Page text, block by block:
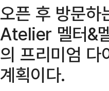
오픈 후 방문
Atelier 멜터&
의 프리미엄 다
계획이다.